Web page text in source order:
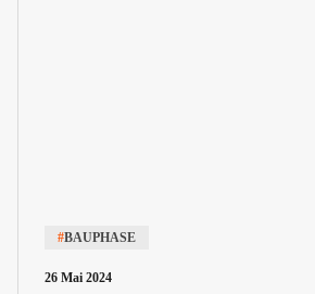
#BAUPHASE
26 Mai 2024